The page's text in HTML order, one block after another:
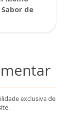
de
exclusiva de